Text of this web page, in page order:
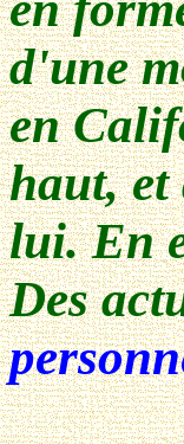
d'une
en
haut, et
lui. En
Des